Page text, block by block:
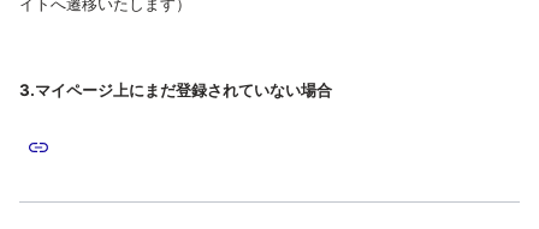
3.マイページ上にまだ登録されていない場合